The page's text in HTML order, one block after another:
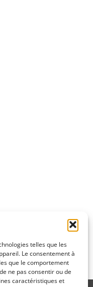
telles que les
Le consentement à
que le comportement
ne pas consentir ou de
caractéristiques et